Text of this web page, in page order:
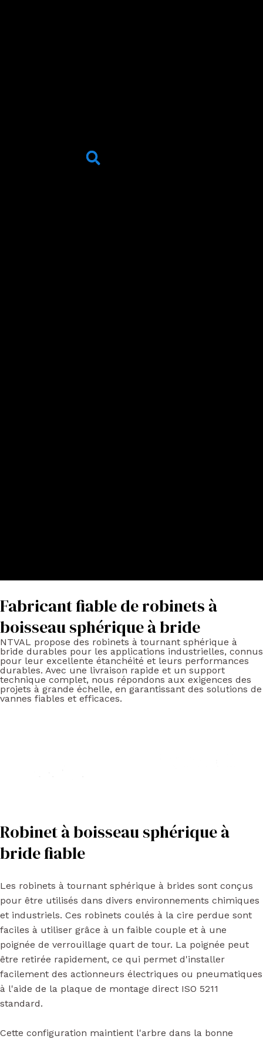
Fabricant fiable de robinets à
boisseau sphérique à bride
NTVAL propose des robinets à tournant sphérique à
bride durables pour les applications industrielles, connus
pour leur excellente étanchéité et leurs performances
durables. Avec une livraison rapide et un support
technique complet, nous répondons aux exigences des
projets à grande échelle, en garantissant des solutions de
vannes fiables et efficaces.
Robinet à boisseau sphérique à
bride fiable
Les robinets à tournant sphérique à brides sont conçus
pour être utilisés dans divers environnements chimiques
et industriels. Ces robinets coulés à la cire perdue sont
faciles à utiliser grâce à un faible couple et à une
poignée de verrouillage quart de tour. La poignée peut
être retirée rapidement, ce qui permet d'installer
facilement des actionneurs électriques ou pneumatiques
à l'aide de la plaque de montage direct ISO 5211
standard.
Cette configuration maintient l'arbre dans la bonne